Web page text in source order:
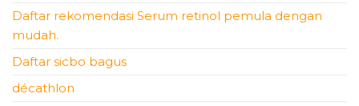
Daftar rekomendasi Serum retinol pemula dengan
mudah.
Daftar sicbo bagus
décathlon